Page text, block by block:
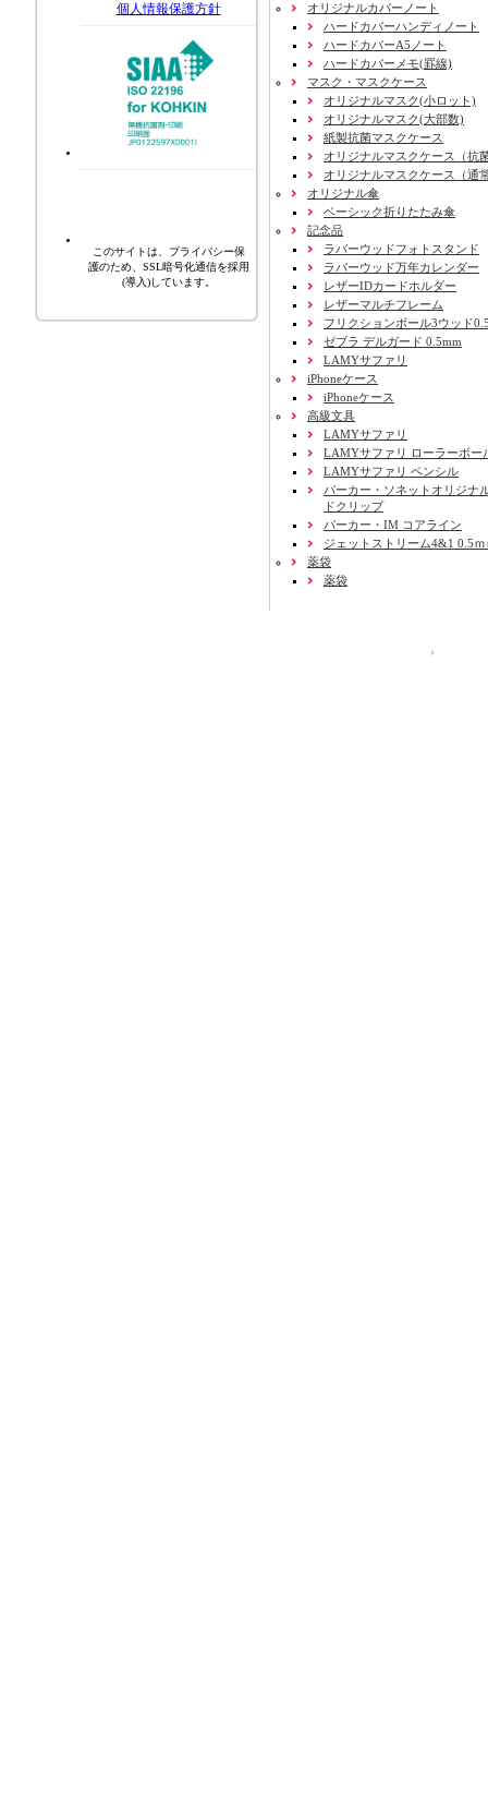
個人情報保護方針
このサイトは、プライバシー保
護のため、SSL暗号化通信を採用
(導入)しています。
オリジナルカバーノート
ハードカバーハンディノート
ハードカバーA5ノート
ハードカバーメモ(罫線)
マスク・マスクケース
オリジナルマスク(小ロット)
オリジナルマスク(大部数)
紙製抗菌マスクケース
オリジナルマスクケース（抗
オリジナルマスクケース（通
オリジナル傘
ベーシック折りたたみ傘
記念品
ラバーウッドフォトスタンド
ラバーウッド万年カレンダー
レザーIDカードホルダー
レザーマルチフレーム
フリクションボール3ウッド
ゼブラ デルガード 0.5mm
LAMYサファリ
iPhoneケース
iPhoneケース
高級文具
LAMYサファリ
LAMYサファリ ローラーボー
LAMYサファリ ペンシル
パーカー・ソネットオリジナ
ドクリップ
パーカー・IM コアライン
ジェットストリーム4&1 0.5ｍ
薬袋
薬袋